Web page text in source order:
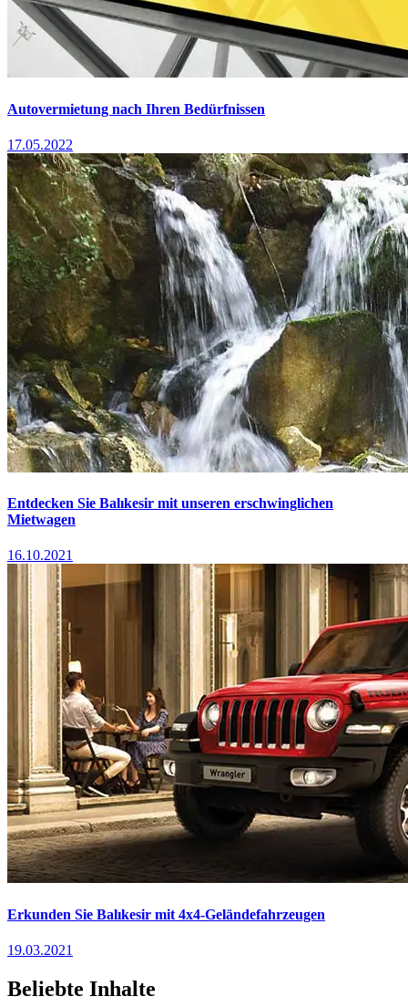
Autovermietung nach Ihren Bedürfnissen
17.05.2022
Entdecken Sie Balıkesir mit unseren erschwinglichen
Mietwagen
16.10.2021
Erkunden Sie Balıkesir mit 4x4-Geländefahrzeugen
19.03.2021
Beliebte Inhalte